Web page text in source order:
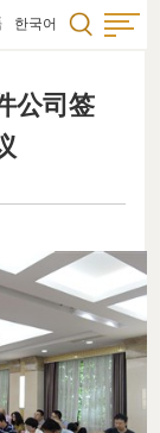
한국어
公司签